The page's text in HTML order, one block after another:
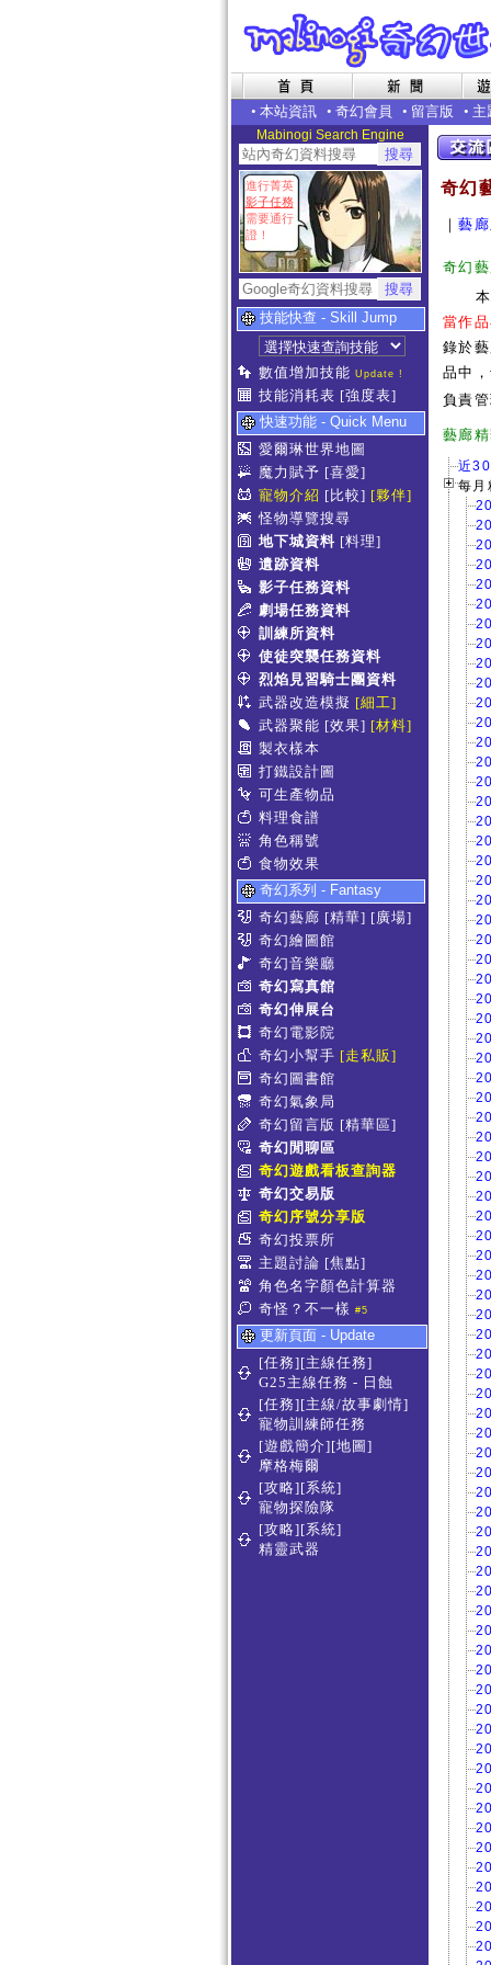
• 本站資訊 • 奇幻會員 • 留言版 • 主
Mabinogi Search Engine
進行菁英
影子任務
需要通行
證！
技能快查 - Skill Jump
數值增加技能 Update !
技能消耗表 [強度表]
快速功能 - Quick Menu
愛爾琳世界地圖
魔力賦予 [喜愛]
寵物介紹 [比較] [夥伴]
怪物導覽搜尋
地下城資料 [料理]
遺跡資料
影子任務資料
劇場任務資料
訓練所資料
使徒突襲任務資料
烈焰見習騎士團資料
武器改造模擬 [細工]
武器聚能 [效果] [材料]
製衣樣本
打鐵設計圖
可生產物品
料理食譜
角色稱號
食物效果
奇幻系列 - Fantasy
奇幻藝廊 [精華] [廣場]
奇幻繪圖館
奇幻音樂廳
奇幻寫真館
奇幻伸展台
奇幻電影院
奇幻小幫手 [走私販]
奇幻圖書館
奇幻氣象局
奇幻留言版 [精華區]
奇幻閒聊區
奇幻遊戲看板查詢器
奇幻交易版
奇幻序號分享版
奇幻投票所
主題討論 [焦點]
角色名字顏色計算器
奇怪？不一樣 #5
更新頁面 - Update
[任務][主線任務]
G25主線任務 - 日蝕
[任務][主線/故事劇情]
寵物訓練師任務
[遊戲簡介][地圖]
摩格梅爾
[攻略][系統]
寵物探險隊
[攻略][系統]
精靈武器
奇幻
｜藝
奇幻
當作
錄於
品中
負責
藝
近
每月